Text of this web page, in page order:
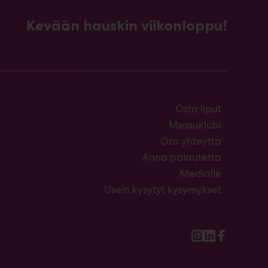
Kevään hauskin viikonloppu!
Osta liput
Messuklubi
Ota yhteyttä
Anna palautetta
Medialle
Usein kysytyt kysymykset